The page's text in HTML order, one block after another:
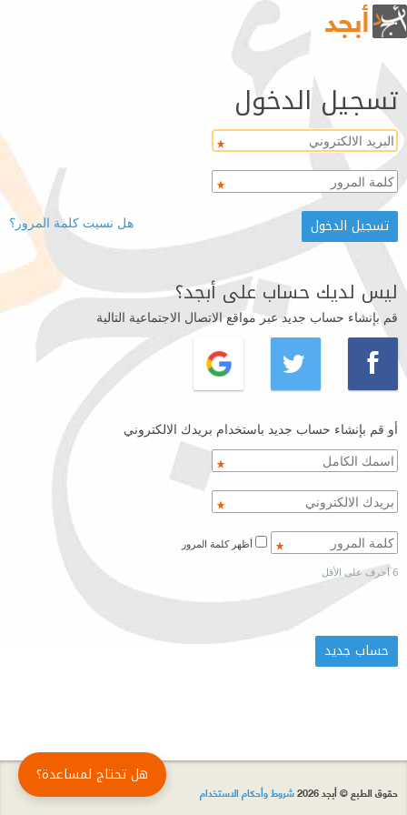
تسجيل الدخول
هل نسيت كلمة المرور؟
ليس لديك حساب على أبجد؟
قم بإنشاء حساب جديد عبر مواقع الاتصال الاجتماعية التالية
أو قم بإنشاء حساب جديد باستخدام بريدك الالكتروني
6 أحرف على الأقل
حقوق الطبع © أبجد 2026 شروط وأحكام الاستخدام
هل تحتاج لمساعدة؟